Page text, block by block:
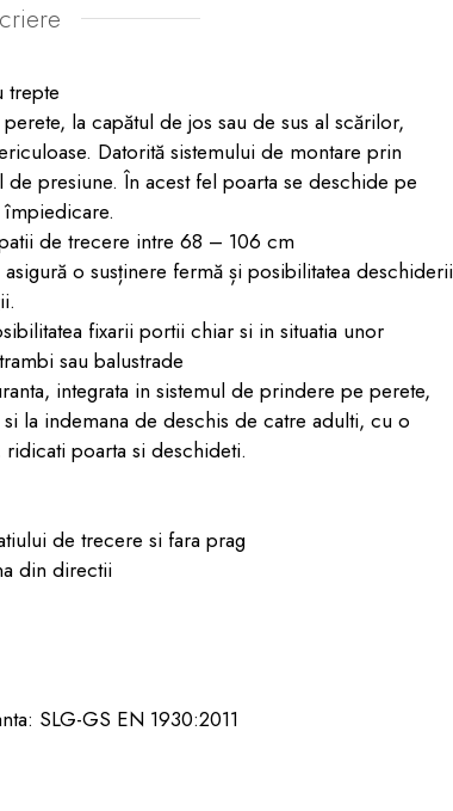
trepte
la capătul de jos sau de sus al scărilor,
Datorită sistemului de montare prin
presiune. În acest fel poarta se deschide pe
de trecere intre 68 – 106 cm
o susținere fermă și posibilitatea deschiderii
fixarii portii chiar si in situatia unor
sau balustrade
integrata in sistemul de prindere pe perete,
la indemana de deschis de catre adulti, cu o
poarta si deschideti.
de trecere si fara prag
din directii
SLG-GS EN 1930:2011